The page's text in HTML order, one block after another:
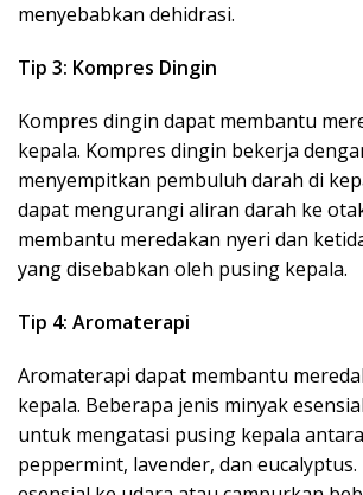
menyebabkan dehidrasi.
Tip 3: Kompres Dingin
Kompres dingin dapat membantu
kepala. Kompres dingin bekerja
menyempitkan pembuluh darah di
dapat mengurangi aliran darah ke
membantu meredakan nyeri dan
yang disebabkan oleh pusing kepala.
Tip 4: Aromaterapi
Aromaterapi dapat membantu
kepala. Beberapa jenis minyak
untuk mengatasi pusing kepala
peppermint, lavender, dan